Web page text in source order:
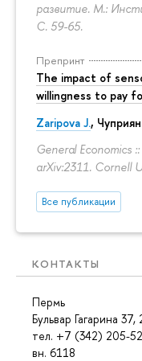
развитие. М.:
С. 59-65.
Препринт
The impact of
willingness to pay
Zaripova J.,
General Economics
arXiv:2311. Cornell
Все публикации
КОНТАКТЫ
Пермь
Бульвар Гагарина
тел. +7 (342) 205-
вн. 6118